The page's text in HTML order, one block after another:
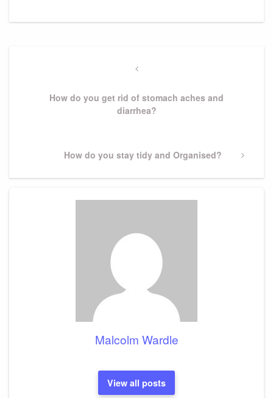
Previous
How do you get rid of stomach aches and
diarrhea?
Next
How do you stay tidy and Organised?
Malcolm Wardle
View all posts